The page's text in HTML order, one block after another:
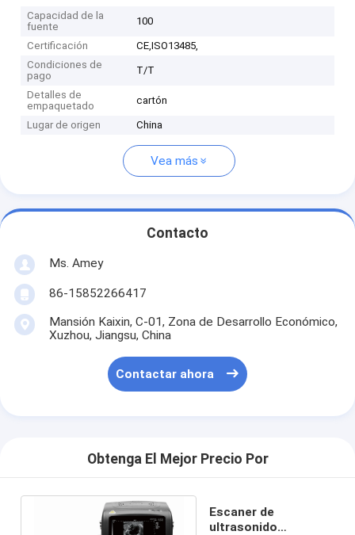
Capacidad de la
fuente
100
Certificación
CE,ISO13485,
Condiciones de
pago
T/T
Detalles de
empaquetado
cartón
Lugar de origen China
Vea más
Contacto
Ms. Amey
86-15852266417
Mansión Kaixin, C-01, Zona de Desarrollo Económico,
Xuzhou, Jiangsu, China
Contactar ahora
Obtenga El Mejor Precio Por
Escaner de
ultrasonido